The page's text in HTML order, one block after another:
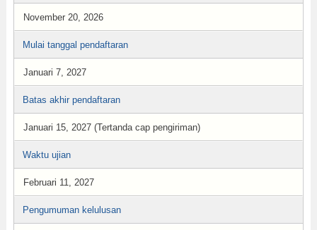
November 20, 2026
Mulai tanggal pendaftaran
Januari 7, 2027
Batas akhir pendaftaran
Januari 15, 2027 (Tertanda cap pengiriman)
Waktu ujian
Februari 11, 2027
Pengumuman kelulusan